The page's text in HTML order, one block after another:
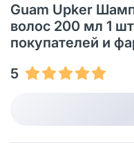
Guam Upker
волос 200 мл 1
покупателей и
5